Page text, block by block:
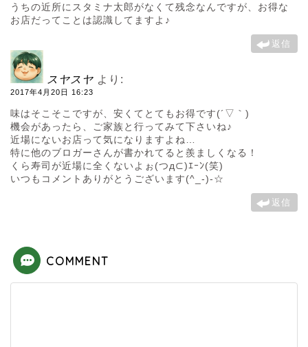
うちの近所にスタミナ太郎がなくて残念なんですが、お得な
お店だってことは認識してますよ♪
返信
スヤスヤ より:
2017年4月20日 16:23
味はそこそこですが、安くてとてもお得です(´▽｀)
機会があったら、ご家族と行ってみて下さいね♪
近場にないお店って気になりますよね…
特に他のブロガーさんが書かれてると羨ましくなる！
くら寿司が近場に全くないよぉ(つд⊂)ｴｰﾝ(笑)
いつもコメントありがとうございます(^_-)-☆
返信
COMMENT